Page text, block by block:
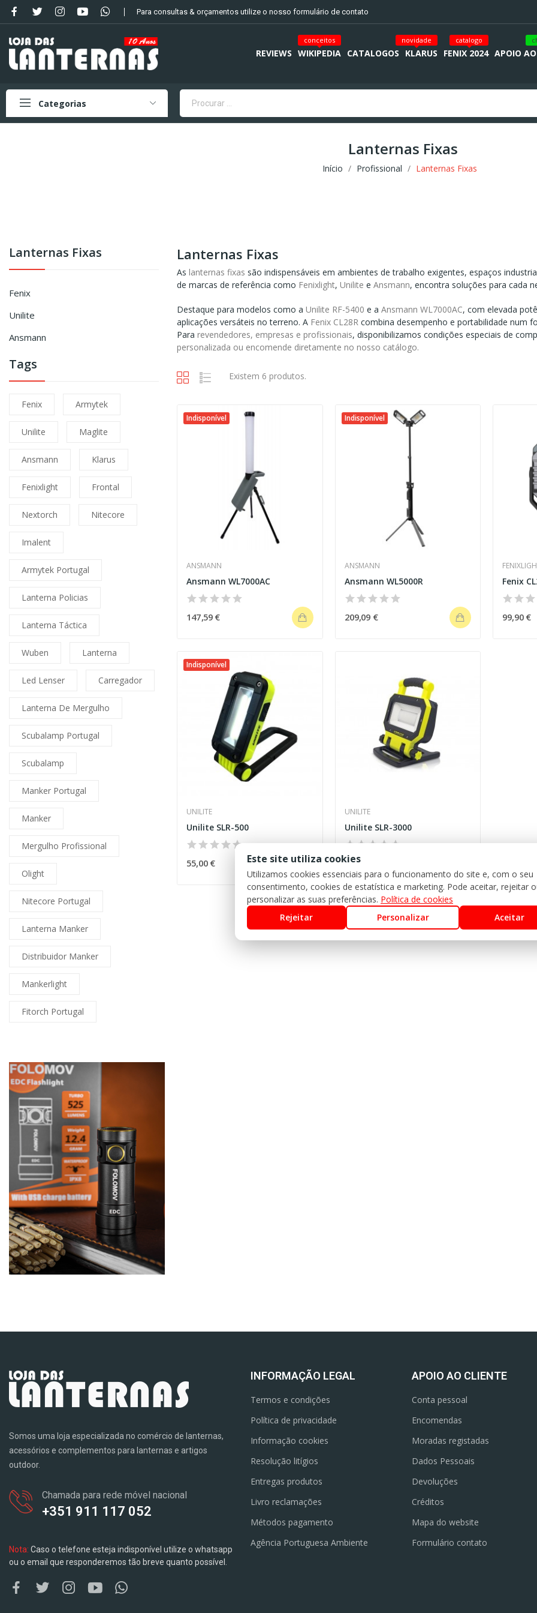
Para consultas & orçamentos utilize o nosso formulário de contato
REVIEWS WIKIPEDIA
conceitos
CATALOGOS KLARUS
novidade
FENIX 2024
catalogo
APOIO
Categorias
Lanternas Fixas
Início Profissional Lanternas Fixas
Lanternas Fixas
Fenix
Unilite
Ansmann
Tags
Fenix Armytek
Unilite Maglite
Ansmann Klarus
Fenixlight Frontal
Nextorch Nitecore
Imalent
Armytek Portugal
Lanterna Policias
Lanterna Táctica
Wuben Lanterna
Led Lenser Carregador
Lanterna De Mergulho
Scubalamp Portugal
Scubalamp
Manker Portugal
Manker
Mergulho Profissional
Olight
Nitecore Portugal
Lanterna Manker
Distribuidor Manker
Mankerlight
Fitorch Portugal
Lanternas Fixas
As lanternas fixas são indispensáveis em ambientes de trabalho exigentes, espaços
de marcas de referência como Fenixlight, Unilite eAnsmann, encontra soluções para cada
Destaque para modelos como a Unilite RF-5400 e aAnsmann WL7000AC, com elevada
aplicações versáteis no terreno. A Fenix CL28R combina desempenho e portabilidade num
Para revendedores, empresas e profissionais, disponibilizamos condições especiais de
personalizada ou encomende diretamente no nosso catálogo.
Existem 6 produtos.
Indisponível
ANSMANN
Ansmann WL7000AC
147,59 €
Indisponível
ANSMANN
Ansmann WL5000R
209,09 €
Fenix
99,90 €
Indisponível
UNILITE
Unilite SLR-500
55,00 €
UNILITE
Unilite SLR-3000
158,15 €
Somos uma loja especializada no comércio de lanternas,
acessórios e complementos para lanternas e artigos
outdoor.
Chamada para rede móvel nacional
+351 911 117 052
Nota: Caso o telefone esteja indisponível utilize o whatsapp
ou o email que responderemos tão breve quanto possível.
INFORMAÇÃO LEGAL
Termos e condições
Política de privacidade
Informação cookies
Resolução litígios
Entregas produtos
Livro reclamações
Métodos pagamento
Agência Portuguesa Ambiente
APOIO AO CLIENTE
Conta pessoal
Encomendas
Moradas registadas
Dados Pessoais
Devoluções
Créditos
Mapa do website
Formulário contato
Este site utiliza cookies
Utilizamos cookies essenciais para o funcionamento do site e, com o seu
consentimento, cookies de estatística e marketing. Pode aceitar, rejeitar
personalizar as suas preferências. Política de cookies
Rejeitar
Personalizar Aceitar